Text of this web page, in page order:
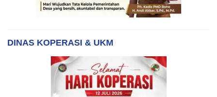
DINAS KOPERASI & UKM